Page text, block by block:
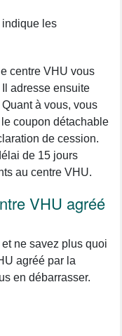
indique les
centre VHU vous
adresse ensuite
à vous, vous
coupon détachable
de cession.
de 15 jours
au centre VHU.
VHU agréé
ne savez plus quoi
agréé par la
en débarrasser.